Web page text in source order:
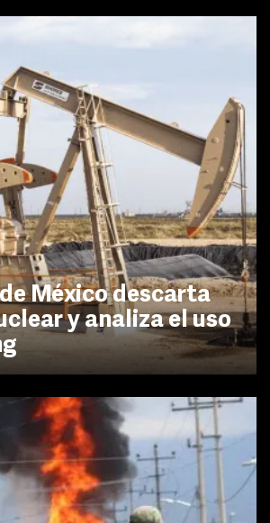
México descarta
y analiza el uso